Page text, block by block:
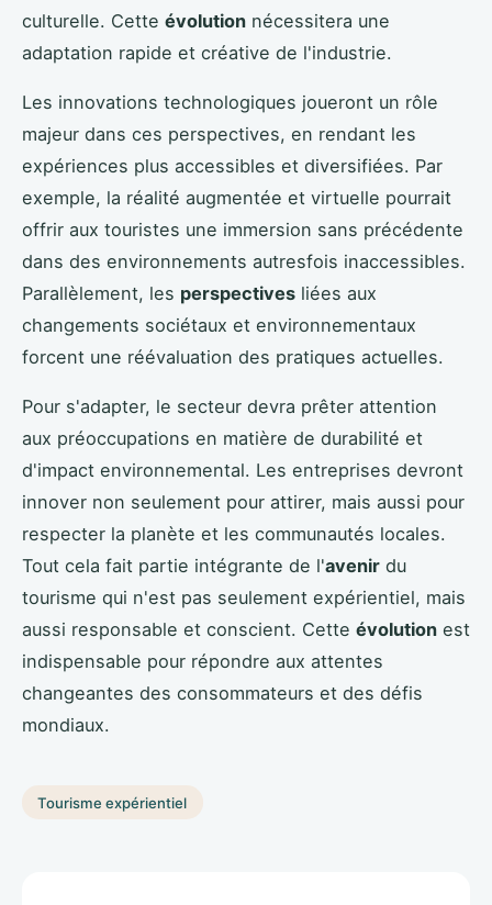
culturelle. Cette évolution nécessitera une
adaptation rapide et créative de l'industrie.
Les innovations technologiques joueront un rôle
majeur dans ces perspectives, en rendant les
expériences plus accessibles et diversifiées. Par
exemple, la réalité augmentée et virtuelle pourrait
offrir aux touristes une immersion sans précédente
dans des environnements autresfois inaccessibles.
Parallèlement, les perspectives liées aux
changements sociétaux et environnementaux
forcent une réévaluation des pratiques actuelles.
Pour s'adapter, le secteur devra prêter attention
aux préoccupations en matière de durabilité et
d'impact environnemental. Les entreprises devront
innover non seulement pour attirer, mais aussi pour
respecter la planète et les communautés locales.
Tout cela fait partie intégrante de l'avenir du
tourisme qui n'est pas seulement expérientiel, mais
aussi responsable et conscient. Cette évolution est
indispensable pour répondre aux attentes
changeantes des consommateurs et des défis
mondiaux.
Tourisme expérientiel